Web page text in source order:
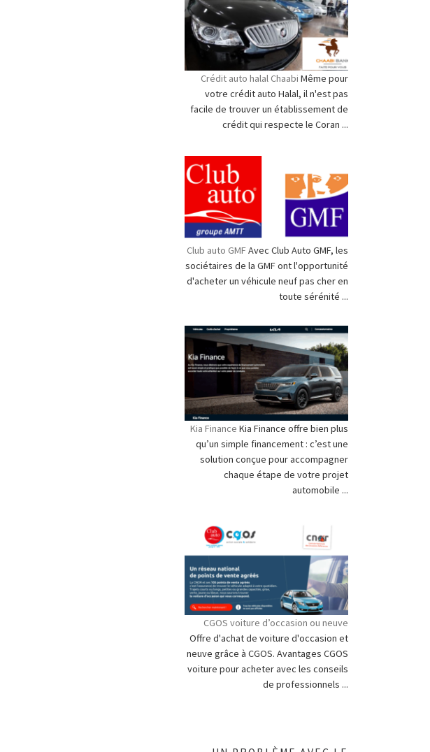
Crédit auto halal Chaabi Même pour
votre crédit auto Halal, il n'est pas
facile de trouver un établissement de
crédit qui respecte le Coran ...
Club auto GMFAvec Club Auto GMF, les
sociétaires de la GMF ont l'opportunité
d'acheter un véhicule neuf pas cher en
toute sérénité ...
Kia Finance Kia Finance offre bien plus
qu’un simple financement : c’est une
solution conçue pour accompagner
chaque étape de votre projet
automobile ...
CGOS voiture d’occasion ou neuve
Offre d'achat de voiture d'occasion et
neuve grâce à CGOS. Avantages CGOS
voiture pour acheter avec les conseils
de professionnels ...